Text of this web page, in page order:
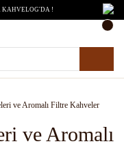
KAHVELOG'DA !
ve Aromalı Filtre Kahveler
ve Aromalı